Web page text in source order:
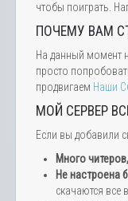
чтобы поиграть.
ПОЧЕМУ ВАМ
На данный момент
просто
продвигаем Наши
МОЙ СЕРВЕР
Если вы добавили
Много
Не настроена
скачаются